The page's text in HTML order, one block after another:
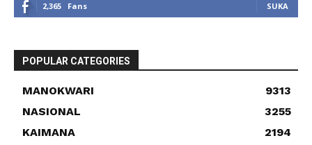
2,365 Fans SUKA
POPULAR CATEGORIES
MANOKWARI
9313
NASIONAL
3255
KAIMANA
2194